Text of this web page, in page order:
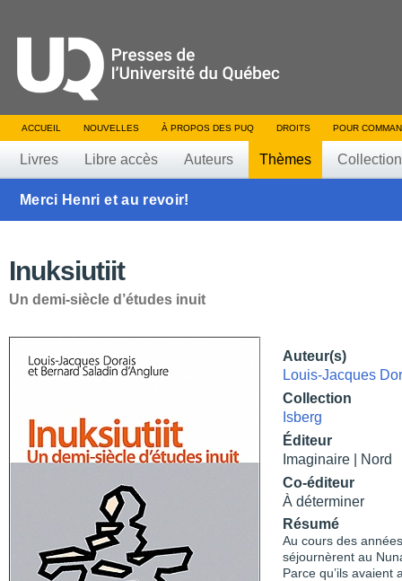
ACCUEIL NOUVELLES À PROPOS DES PUQ DROITS POUR
Livres Libre accès Auteurs Thèmes
Merci Henri et au revoir!
Inuksiutiit
Un demi-siècle d’études inuit
Auteur(s)
Louis-Jacques
Collection
Isberg
Éditeur
Imaginaire | Nord
Co-éditeur
À déterminer
Résumé
Au cours des
séjournèrent au
Parce qu’ils avaient